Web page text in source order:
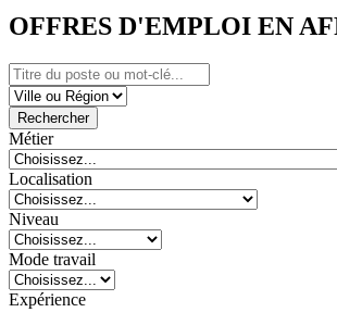
OFFRES D'EMPLOI EN
Rechercher
Métier
Localisation
Niveau
Mode travail
Expérience